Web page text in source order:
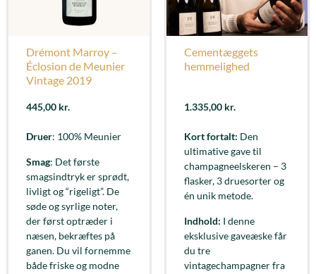
Drémont Marroy –
Éclosion de Meunier
Vintage 2019
445,00 kr.
Druer: 100% Meunier
Smag: Det første
smagsindtryk er sprødt,
livligt og “rigeligt”. De
søde og syrlige noter,
der først optræder i
næsen, bekræftes på
ganen. Du vil fornemme
både friske og modne
Cementæggets
hemmelighed
1.335,00 kr.
Kort fortalt: Den
ultimative gave til
champagneelskeren – 3
flasker, 3 druesorter og
én unik metode.
Indhold: I denne
eksklusive gaveæske får
du tre
vintagechampagner fra